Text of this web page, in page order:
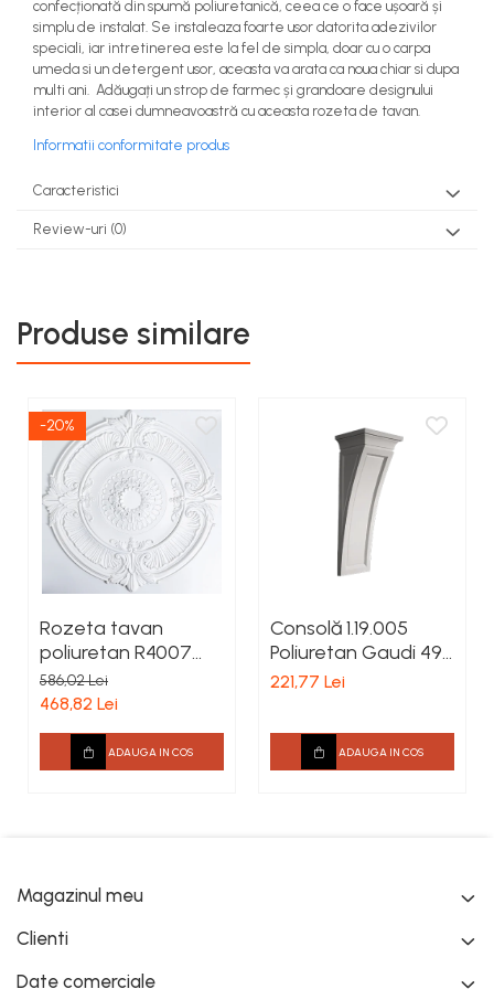
confecționată din spumă poliuretanică, ceea ce o face ușoară și
simplu de instalat. Se instaleaza foarte usor datorita adezivilor
speciali, iar intretinerea este la fel de simpla, doar cu o carpa
umeda si un detergent usor, aceasta va arata ca noua chiar si dupa
multi ani. Adăugați un strop de farmec și grandoare designului
interior al casei dumneavoastră cu aceasta rozeta de tavan.
Informatii conformitate produs
Caracteristici
Review-uri (0)
Produse similare
-20%
Rozeta tavan
poliuretan R4007
diametru 1010 mm
586,02 Lei
468,82 Lei
ADAUGA IN COS
Consolă 1.19.005
Poliuretan Gaudi 496
x 188 x 163 mm
221,77 Lei
ADAUGA IN COS
Magazinul meu
Clienti
Date comerciale